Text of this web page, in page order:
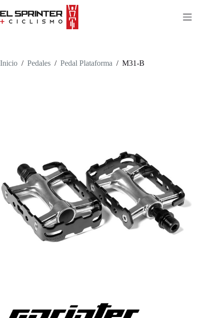
to
content
Inicio / Pedales / Pedal Plataforma / M31-B